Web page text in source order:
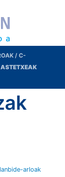
/ C-
arloak